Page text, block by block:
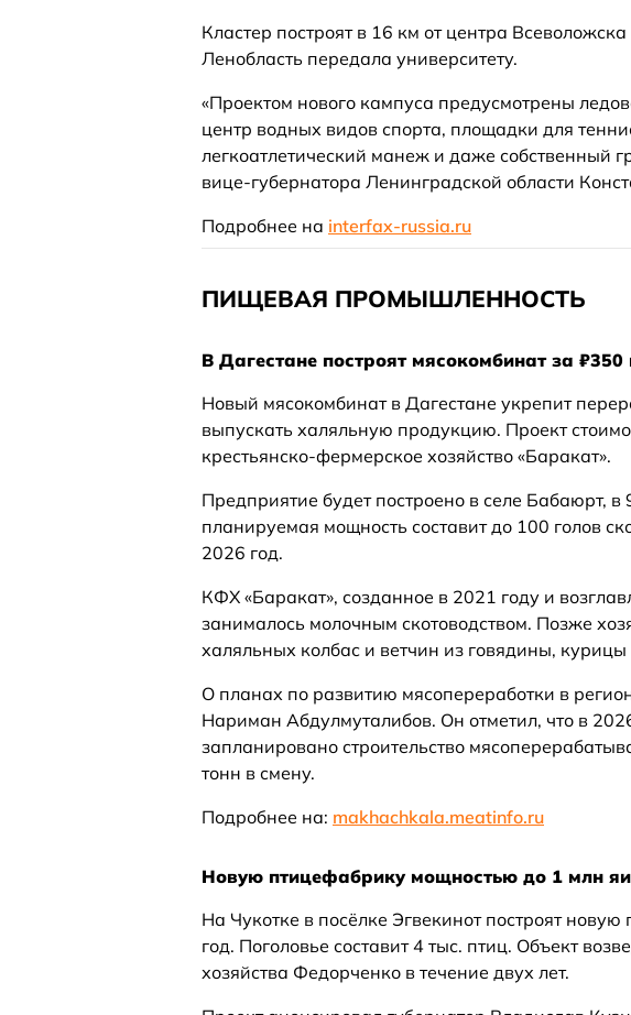
Кластер построят в 16 км от центра
Ленобласть передала университету.
«Проектом нового кампуса предусмотрены
центр водных видов спорта, площадки для
легкоатлетический манеж и даже собственный
вице-губернатора Ленинградской области
Подробнее на interfax-russia.ru
ПИЩЕВАЯ ПРОМЫШЛЕННОСТЬ
В Дагестане построят мясокомбинат за ₽350
Новый мясокомбинат в Дагестане укрепит
выпускать халяльную продукцию. Проект
крестьянско-фермерское хозяйство «Баракат».
Предприятие будет построено в селе Бабаюрт,
планируемая мощность составит до 100 голов
2026 год.
КФХ «Баракат», созданное в 2021 году и
занималось молочным скотоводством. Позже
халяльных колбас и ветчин из говядины,
О планах по развитию мясопереработки в
Нариман Абдулмуталибов. Он отметил, что в
запланировано строительство
тонн в смену.
Подробнее на: makhachkala.meatinfo.ru
Новую птицефабрику мощностью до 1 млн
На Чукотке в посёлке Эгвекинот построят
год. Поголовье составит 4 тыс. птиц. Объект
хозяйства Федорченко в течение двух лет.